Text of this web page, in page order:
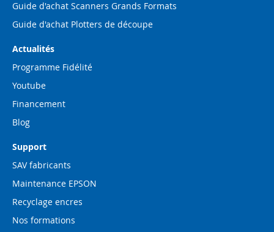
Guide d'achat Scanners Grands Formats
Guide d'achat Plotters de découpe
Actualités
Programme Fidélité
Youtube
Financement
Blog
Support
SAV fabricants
Maintenance EPSON
Recyclage encres
Nos formations